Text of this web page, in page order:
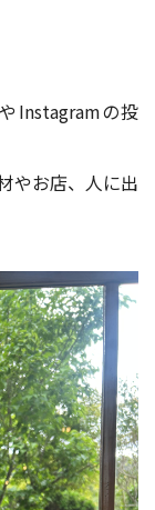
Instagramの投
やお店、人に出